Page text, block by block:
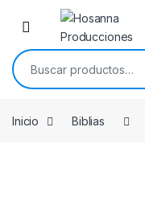
Skip to navigation
Skip to content
Buscar por:
Inicio Biblias